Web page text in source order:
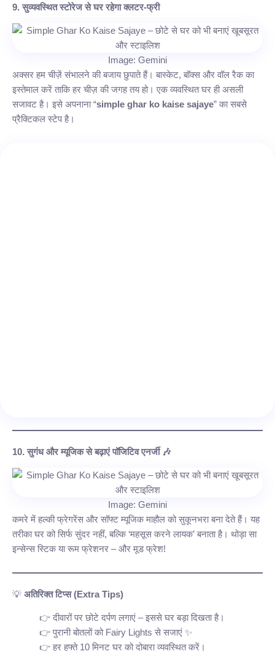
9. सुव्यवस्थित स्टोरेज से घर रहेगा क्लटर-फ्री
Image: Gemini
अक्सर हम चीज़ें संभालने की बजाय छुपाते हैं। बास्केट, बॉक्स और वॉल रैक का
इस्तेमाल करें ताकि हर चीज़ की जगह तय हो। एक व्यवस्थित घर ही असली
सजावट है। इसे अपनाना “simple ghar ko kaise sajaye” का सबसे
प्रैक्टिकल स्टेप है।
10. सुगंध और म्यूजिक से बढ़ाएं पॉजिटिव एनर्जी 🎶
Image: Gemini
कमरे में हल्की फ्रेगरेंस और सॉफ्ट म्यूजिक माहौल को सुकूनभरा बना देते हैं। यह
तरीका घर को सिर्फ सुंदर नहीं, बल्कि ‘महसूस करने लायक’ बनाता है। थोड़ा सा
इन्सेन्स स्टिक या रूम फ्रेशनर – और मूड फ्रेश!
💡 अतिरिक्त टिप्स (Extra Tips)
दीवारों पर छोटे दर्पण लगाएं – इससे घर बड़ा दिखता है।
पुरानी बोतलों को Fairy Lights से सजाएं ✨
हर हफ्ते 10 मिनट घर को दोबारा व्यवस्थित करें।